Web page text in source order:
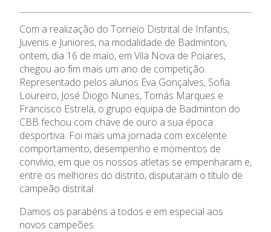
O Colégio
Instalações
Ofertas de emprego
Regulamentos
Jornal “O Coreto”
Privacidade
Oferta Formativa
Atividades de Interrupção
Letiva
Academia de LínguasEnsino Profissional
Termalismo
Curso de Técnico/a de Apoio
à Família e à Comunidade
Ofertas de Emprego
Ano Letivo
de Educação
SIGE
Secretariado de Exames
Admissão
Informações
Com a realização do Torneio Distrital de Infantis,
Juvenis e Juniores, na modalidade de Badminton,
ontem, dia 16 de maio, em Vila Nova de Poiares,
chegou ao fim mais um ano de competição.
Representado pelos alunos Eva Gonçalves, Sofia
Loureiro, José Diogo Nunes, Tomás Marques e
Francisco Estrela, o grupo equipa de Badminton do
CBB fechou com chave de ouro a sua época
desportiva. Foi mais uma jornada com excelente
comportamento, desempenho e momentos de
convívio, em que os nossos atletas se empenharam e,
entre os melhores do distrito, disputaram o título de
campeão distrital.
Damos os parabéns a todos e em especial aos
novos campeões.